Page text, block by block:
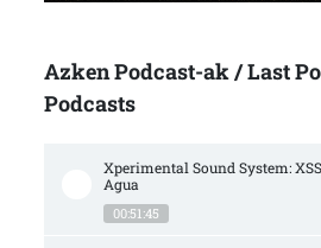
Azken Podcast-ak / Last
Podcasts
Xperimental Sound System:
Agua
00:51:45